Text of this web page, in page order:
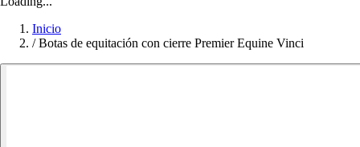
Inicio
/ Botas de equitación con cierre Premier Equine Vinci